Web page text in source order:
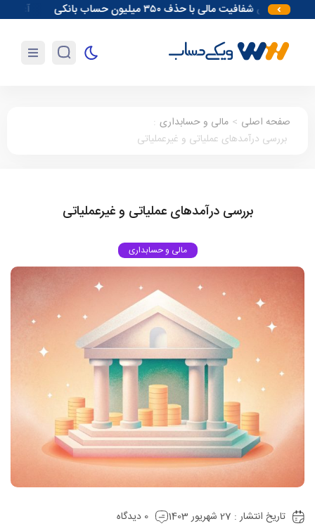
افزایش شفافیت مالی با حذف ۳۵۰ میلیون حساب بانکی آغاز مقدمات
صفحه اصلی > مالی و حسابداری :
بررسی درآمدهای عملیاتی و غیرعملیاتی
بررسی درآمدهای عملیاتی و غیرعملیاتی
مالی و حسابداری
تاریخ انتشار : 27 شهریور 1403 0 دیدگاه